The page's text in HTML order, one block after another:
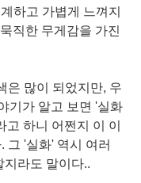
하고 가볍게 느껴지
직한 무게감을 가진
은 많이 되었지만, 우
기가 알고 보면 '실화
하니 어쩐지 이 이
그 '실화' 역시 여러
지라도 말이다..